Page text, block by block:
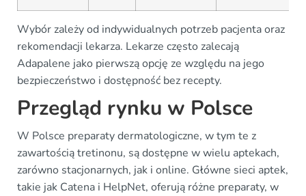
Wybór zależy od indywidualnych potrzeb pacjenta oraz
rekomendacji lekarza. Lekarze często zalecają
Adapalene jako pierwszą opcję ze względu na jego
bezpieczeństwo i dostępność bez recepty.
Przegląd rynku w Polsce
W Polsce preparaty dermatologiczne, w tym te z
zawartością tretinonu, są dostępne w wielu aptekach,
zarówno stacjonarnych, jak i online. Główne sieci aptek,
takie jak Catena i HelpNet, oferują różne preparaty, w